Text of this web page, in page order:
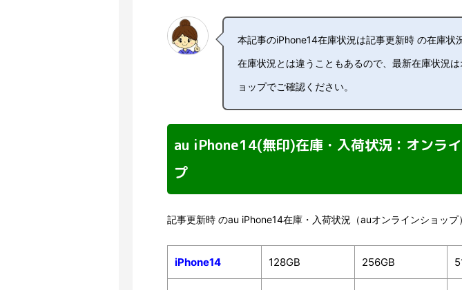
本記事のiPhone14在庫状況は記事更新時 の在庫状
在庫状況とは違うこともあるので、最新在庫状況
ョップでご確認ください。
au iPhone14(無印)在庫・入荷状況：オンラ
プ
記事更新時 のau iPhone14在庫・入荷状況（auオンラインショップ
iPhone14 128GB 256GB